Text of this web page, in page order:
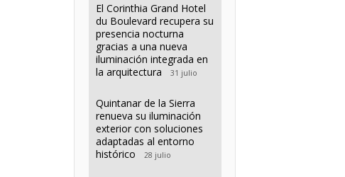
El Corinthia Grand Hotel
du Boulevard recupera su
presencia nocturna
gracias a una nueva
iluminación integrada en
la arquitectura
31 julio
Quintanar de la Sierra
renueva su iluminación
exterior con soluciones
adaptadas al entorno
histórico
28 julio